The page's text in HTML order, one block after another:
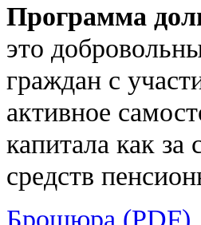
Программа
это
граждан с
активное
капитала как за
средств
Брошюра (PDF)